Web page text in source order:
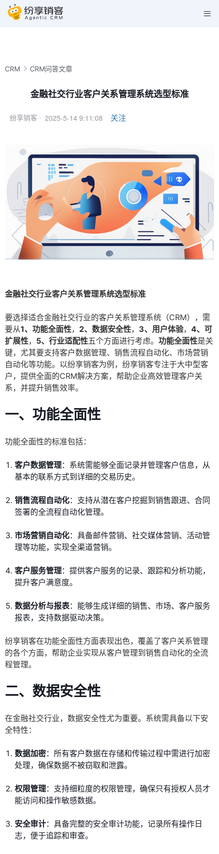
CRM CRM问答文章
金融社交行业客户关系管理系统选型标准
纷享销客 · 2025-5-14 9:11:08 关注
金融社交行业客户关系管理系统选型标准
要选择适合金融社交行业的客户关系管理系统（CRM），需
要从1、功能全面性， 2、数据安全性， 3、用户体验， 4、可
扩展性， 5、行业适配性五个方面进行考虑。 功能全面性是关
键，尤其要支持客户数据管理、销售流程自动化、市场营销
自动化等功能。以纷享销客为例，纷享销客专注于大中型客
户，提供全面的CRM解决方案，帮助企业高效管理客户关
系，并提升销售效率。
一、功能全面性
功能全面性的标准包括：
客户数据管理：系统需能够全面记录并管理客户信息，从
基本的联系方式到详细的交易历史。
销售流程自动化：支持从潜在客户挖掘到销售跟进、合同
签署的全流程自动化管理。
市场营销自动化：具备邮件营销、社交媒体营销、活动管
理等功能，实现全渠道营销。
客户服务管理：提供客户服务的记录、跟踪和分析功能，
提升客户满意度。
数据分析与报表：能够生成详细的销售、市场、客户服务
报表，支持数据驱动决策。
纷享销客在功能全面性方面表现出色，覆盖了客户关系管理
的各个方面，帮助企业实现从客户管理到销售自动化的全流
程管理。
二、数据安全性
在金融社交行业，数据安全性尤为重要。系统需具备以下安
全特性：
数据加密：所有客户数据在存储和传输过程中需进行加密
处理，确保数据不被窃取和泄露。
权限管理：支持细粒度的权限管理，确保只有授权人员才
能访问和操作敏感数据。
安全审计：具备完整的安全审计功能，记录所有操作日
志，便于追踪和审查。